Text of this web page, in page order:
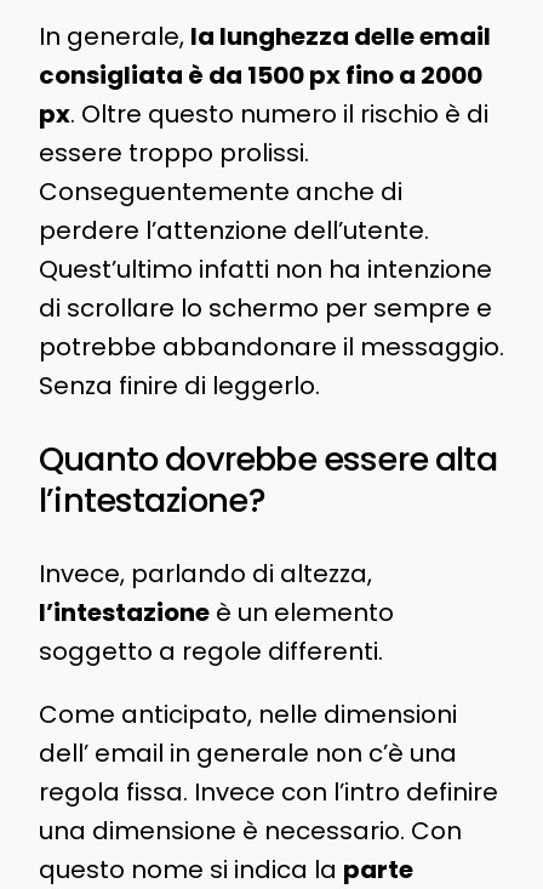
In generale, la lunghezza delle email
consigliata è da 1500 px fino a 2000
px. Oltre questo numero il rischio è di
essere troppo prolissi.
Conseguentemente anche di
perdere l’attenzione dell’utente.
Quest’ultimo infatti non ha intenzione
di scrollare lo schermo per sempre e
potrebbe abbandonare il messaggio.
Senza finire di leggerlo.
Quanto dovrebbe essere alta
l’intestazione?
Invece, parlando di altezza,
l’intestazioneè un elemento
soggetto a regole differenti.
Come anticipato, nelle dimensioni
dell’ email in generale non c’è una
regola fissa. Invece con l’intro definire
una dimensione è necessario. Con
questo nome si indica la parte